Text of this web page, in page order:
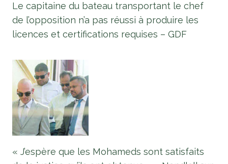
Le capitaine du bateau transportant le chef
de l’opposition n’a pas réussi à produire les
licences et certifications requises – GDF
« J’espère que les Mohameds sont satisfaits